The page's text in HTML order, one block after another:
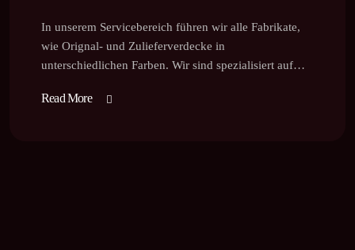
In unserem Servicebereich führen wir alle Fabrikate,
wie Orignal- und Zulieferverdecke in
unterschiedlichen Farben. Wir sind spezialisiert auf…
Read More